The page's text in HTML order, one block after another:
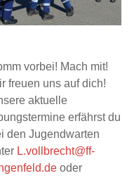
vorbei! Mach mit!
freuen uns auf dich!
aktuelle
erfährst du
den Jugendwarten
L.vollbrecht@ff-
oder